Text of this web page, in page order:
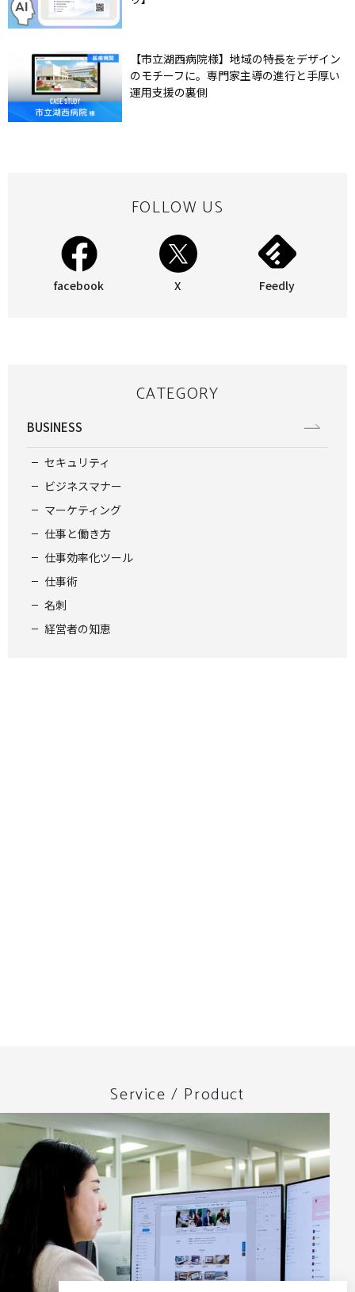
【市立湖西病院様】地域の特長をデザイン
のモチーフに。専門家主導の進行と手厚い
運用支援の裏側
FOLLOW US
facebook X Feedly
CATEGORY
BUSINESS
セキュリティ
ビジネスマナー
マーケティング
仕事と働き方
仕事効率化ツール
仕事術
名刺
経営者の知恵
Service / Product